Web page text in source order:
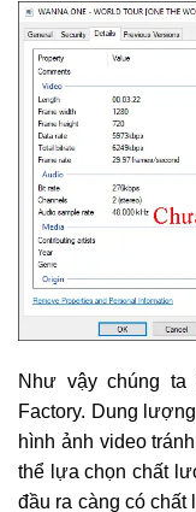
Như vậy chúng ta
Factory. Dung
hình ảnh video
thể lựa chọn chất
đầu ra càng có